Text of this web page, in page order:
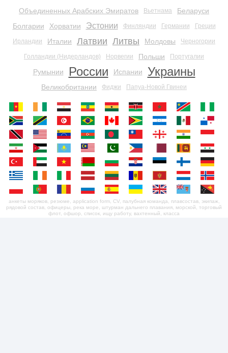
Объединенных Арабских Эмиратов
Вьетнама
Беларуси
Болгарии
Хорватии Эстонии Финляндии Германии Греции
Ирландии Италии Латвии Литвы Молдовы Черногории
Голландии (Нидерландов) Норвегии Польши Португалии
Румынии России Испании Украины
Великобритании Фиджи Папуа-Новой Гвинеи
анкеты моряков, резюме, application form, CV, палубная команда, плавсостав, экипаж,
рядовой состав, офицеры, река море, штурман дальнего плавания, морской, торговый
флот, офшор, список, ищу работу, вахтенный, класса